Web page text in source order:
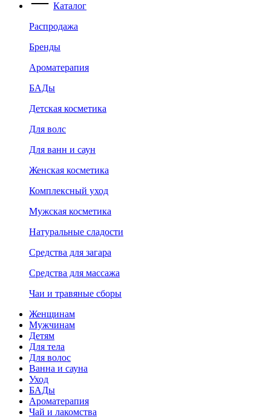
Каталог
Распродажа
Бренды
Ароматерапия
БАДы
Детская косметика
Для волс
Для ванн и саун
Женская косметика
Комплексный уход
Мужская косметика
Натуральные сладости
Средства для загара
Средства для массажа
Чаи и травяные сборы
Женщинам
Мужчинам
Детям
Для тела
Для волос
Ванна и сауна
Уход
БАДы
Ароматерапия
Чай и лакомства